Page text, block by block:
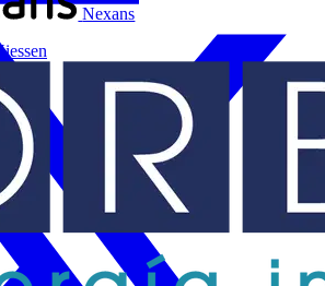
Nexans
Niessen